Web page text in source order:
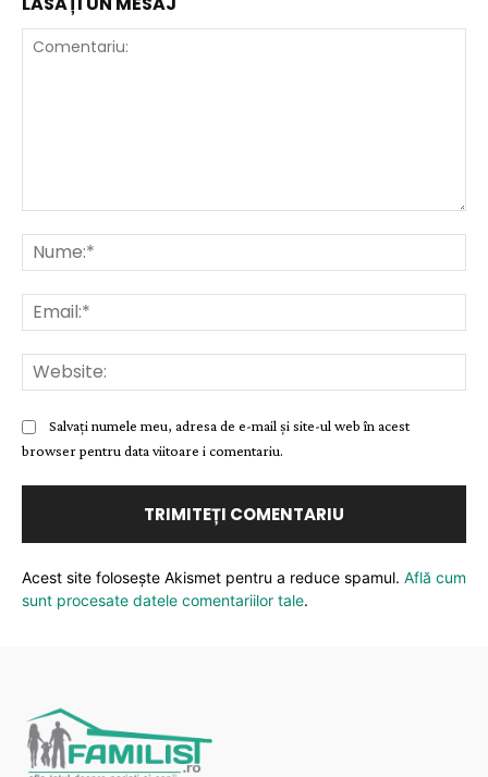
Salvați numele meu, adresa de e-mail și site-ul web în acest
browser pentru data viitoare i comentariu.
Acest site folosește Akismet pentru a reduce spamul. Află cum
sunt procesate datele comentariilor tale.